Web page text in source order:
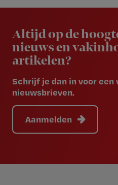
Altijd op de
nieuws en
artikelen?
Schrijf je dan in voor een
nieuwsbrieven.
Aanmelden